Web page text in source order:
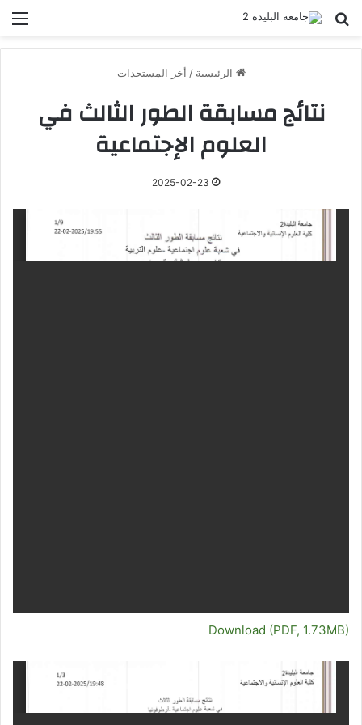
بحث عن
الرئيسية / أخر المستجدات
نتائج مسابقة الطور الثالث في
العلوم الإجتماعية
2025-02-23
Download (PDF, 1.73MB)